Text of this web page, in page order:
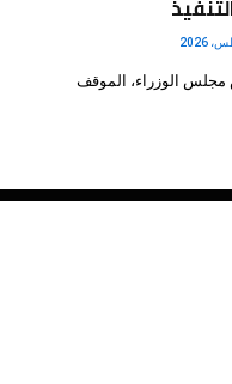
الوزراء، الموقف